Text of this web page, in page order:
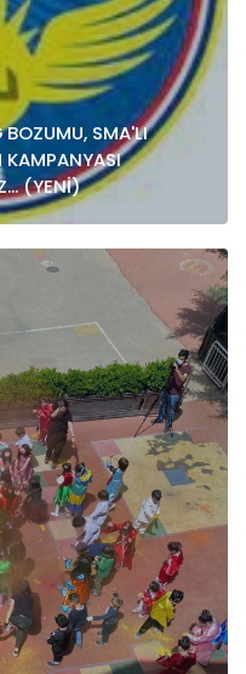
SMA'LI
KAMPANYASI
(YENİ)